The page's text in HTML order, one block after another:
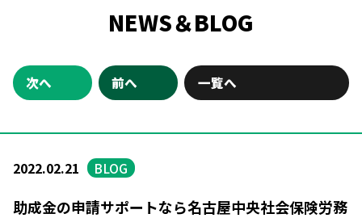
NEWS＆BLOG
次へ 前へ 一覧へ
2022.02.21 BLOG
助成金の申請サポートなら名古屋中央社会保険労務